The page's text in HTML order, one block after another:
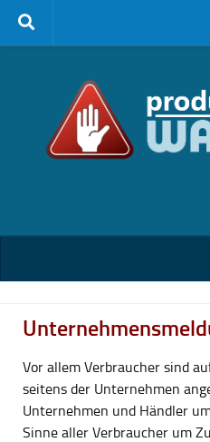
Zum Inhalt springen
Vor allem Verbraucher sind
seitens der Unternehmen
Unternehmen und Händler
Sinne aller Verbraucher um